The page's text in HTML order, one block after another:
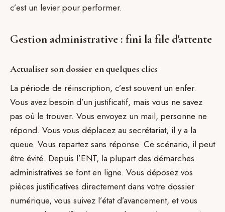
c’est un levier pour performer.
Gestion administrative : fini la file d'attente
Actualiser son dossier en quelques clics
La période de réinscription, c’est souvent un enfer.
Vous avez besoin d’un justificatif, mais vous ne savez
pas où le trouver. Vous envoyez un mail, personne ne
répond. Vous vous déplacez au secrétariat, il y a la
queue. Vous repartez sans réponse. Ce scénario, il peut
être évité. Depuis l’ENT, la plupart des démarches
administratives se font en ligne. Vous déposez vos
pièces justificatives directement dans votre dossier
numérique, vous suivez l’état d’avancement, et vous